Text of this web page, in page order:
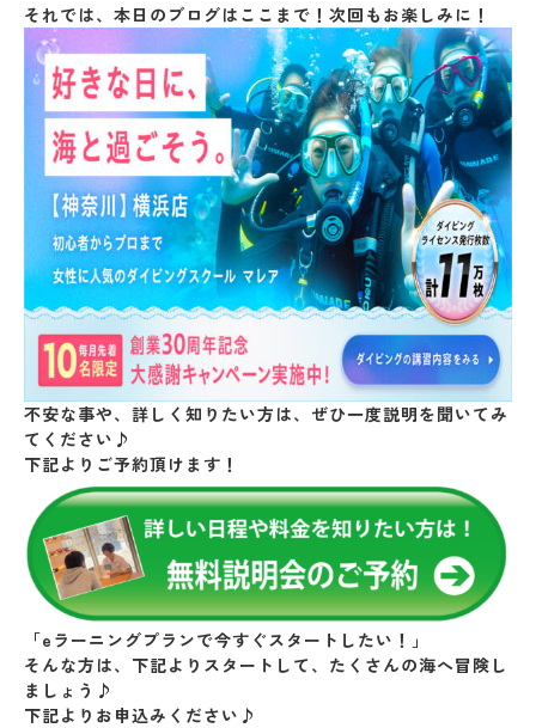
それでは、本日のブログはここまで！次回もお楽しみに！
不安な事や、詳しく知りたい方は、ぜひ一度説明を聞いてみ
てください♪
下記よりご予約頂けます！
「eラーニングプランで今すぐスタートしたい！」
そんな方は、下記よりスタートして、たくさんの海へ冒険し
ましょう♪
下記よりお申込みください♪